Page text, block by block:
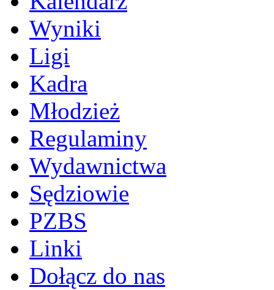
Wyniki
Ligi
Kadra
Młodzież
Regulaminy
Wydawnictwa
Sędziowie
PZBS
Linki
Dołącz do nas